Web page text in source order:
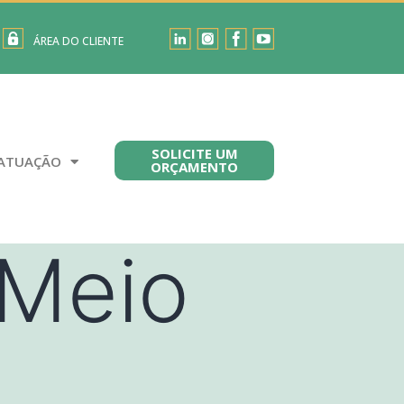
ÁREA DO CLIENTE
SOLICITE UM
ORÇAMENTO